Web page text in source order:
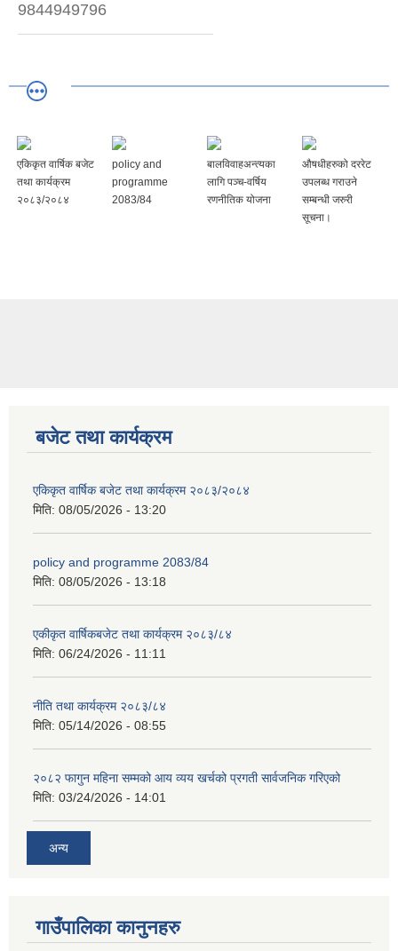
9844949796
एकिकृत वार्षिक बजेट
तथा कार्यक्रम
२०८३/२०८४
policy and
programme
2083/84
बालविवाहअन्त्यका
लागि पञ्च-वर्षिय
रणनीतिक योजना
औषधीहरुको दररेट
उपलब्ध गराउने
सम्बन्धी जरुरी
सूचना।
बजेट तथा कार्यक्रम
एकिकृत वार्षिक बजेट तथा कार्यक्रम २०८३/२०८४
मिति: 08/05/2026 - 13:20
policy and programme 2083/84
मिति: 08/05/2026 - 13:18
एकीकृत वार्षिकबजेट तथा कार्यक्रम २०८३/८४
मिति: 06/24/2026 - 11:11
नीति तथा कार्यक्रम २०८३/८४
मिति: 05/14/2026 - 08:55
२०८२ फागुन महिना सम्मको आय व्यय खर्चको प्रगती सार्वजनिक गरिएको
मिति: 03/24/2026 - 14:01
अन्य
गाउँपालिका कानुनहरु